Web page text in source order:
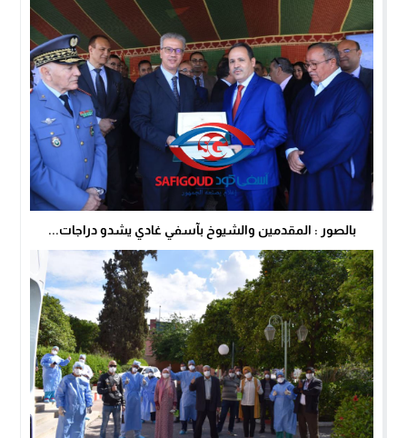
بالصور : المقدمين والشيوخ بآسفي غادي يشدو دراجات...